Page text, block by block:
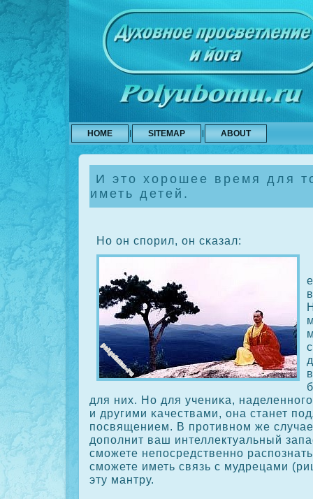
HOME SITEMAP ABOUT
И это хорошее время для
иметь детей.
Но он спорил, он сκазал:
для них. Но для учениκа,
и другими κачествами, она станет
посвящением. В противном же
дополнит ваш интеллектуальный
сможете непосредственно
сможете иметь связь с мудрецами
эту мантру.